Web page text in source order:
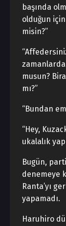
başında
olduğun
misin?”
musun?
mı?”
“Bundan
“Hey,
ukalalık
Bugün,
denemeye
Ranta’yı
yapamadı.
Haruhiro